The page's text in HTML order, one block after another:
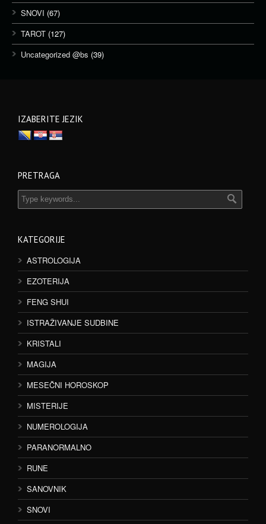
SNOVI (67)
TAROT (127)
Uncategorized @bs (39)
IZABERITE JEZIK
PRETRAGA
KATEGORIJE
ASTROLOGIJA
EZOTERIJA
FENG SHUI
ISTRAŽIVANJE SUDBINE
KRISTALI
MAGIJA
MESEČNI HOROSKOP
MISTERIJE
NUMEROLOGIJA
PARANORMALNO
RUNE
SANOVNIK
SNOVI